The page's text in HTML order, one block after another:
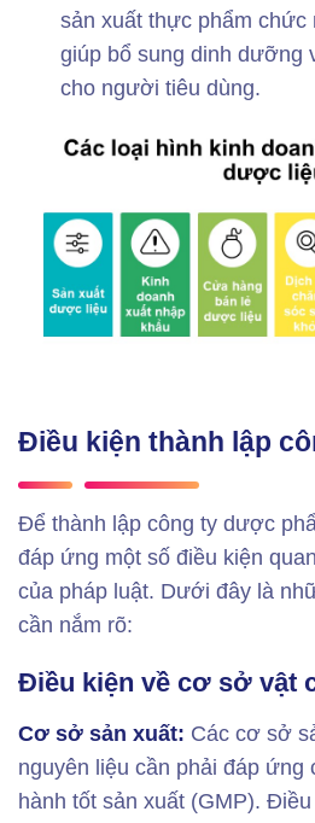
sản xuất thực phẩm
giúp bổ sung dinh dưỡng
cho người tiêu dùng.
Điều kiện thành lập
Để thành lập công ty dược
đáp ứng một số điều kiện
của pháp luật. Dưới đây là
cần nắm rõ:
Điều kiện về cơ sở vật
Cơ sở sản xuất: Các cơ sở
nguyên liệu cần phải đáp ứng
hành tốt sản xuất (GMP).